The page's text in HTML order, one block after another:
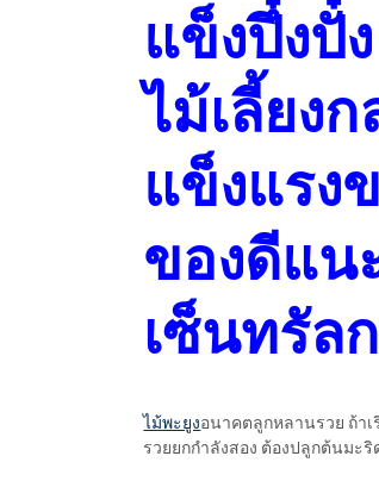
แข็งปึ๋งปั๋
ไม้เลี้ยง
แข็งแรง
ของดีแน
เซ็นทรัล
ไม้พะยูงอนาคตลูกหลานรวย ถ้า
รวยยกกำลังสอง ต้องปลูกต้นมะ